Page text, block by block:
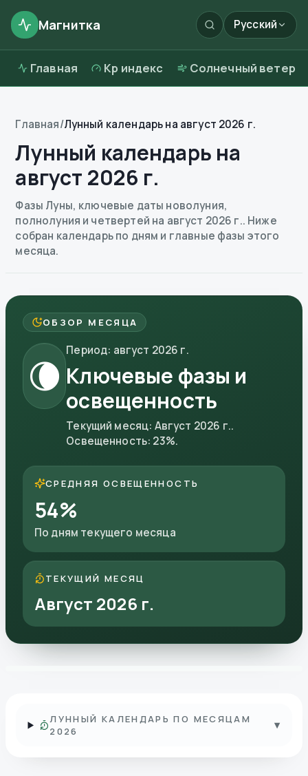
Магнитка Русский
Главная Kp индекс Солнечный ветер
Главная/Лунный календарь на август 2026 г.
Лунный календарь на
август 2026 г.
Фазы Луны, ключевые даты новолуния,
полнолуния и четвертей на август 2026 г.. Ниже
собран календарь по дням и главные фазы этого
месяца.
ОБЗОР МЕСЯЦА
🌘
Период: август 2026 г.
Ключевые фазы и
освещенность
Текущий месяц: Август 2026 г..
Освещенность: 23%.
СРЕДНЯЯ ОСВЕЩЕННОСТЬ
54%
По дням текущего месяца
ТЕКУЩИЙ МЕСЯЦ
Август 2026 г.
ЛУННЫЙ КАЛЕНДАРЬ ПО МЕСЯЦАМ
2026
▾